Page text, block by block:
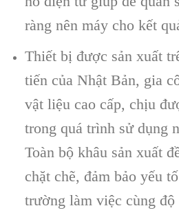
ràng nên máy cho kết
Thiết bị được sản xuất tr
tiến của Nhật Bản, gia c
vật liệu cao cấp, chịu
trong quá trình sử dụng n
Toàn bộ khâu sản xuất
chặt chẽ, đảm bảo yếu
trường làm việc cùng độ